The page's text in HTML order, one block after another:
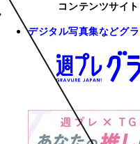
コンテンツサイ
デジタル写真集などグ